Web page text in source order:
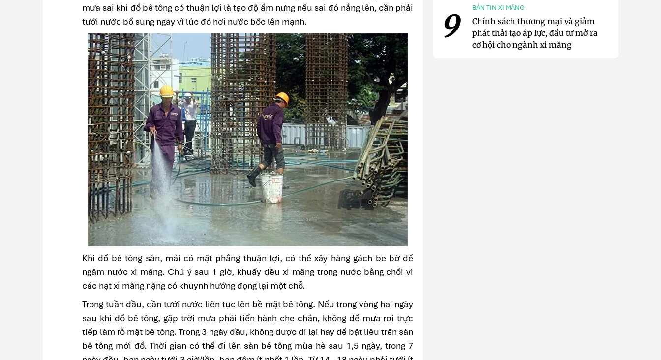
mưa sai khi đổ bê tông có thuận lợi là tạo độ ẩm nưng nếu sai đó nắng lên, cần phải
tưới nước bổ sung ngay vì lúc đó hơi nước bốc lên mạnh.
Khi đổ bê tông sàn, mái có mặt phẳng thuận lợi, có thể xây hàng gách be bờ để
ngâm nước xi măng. Chú ý sau 1 giờ, khuấy đều xi măng trong nước bằng chổi vì
các hạt xi măng nặng có khuynh hướng đọng lại một chỗ.
Trong tuần đầu, cần tưới nước liên tục lên bề mặt bê tông. Nếu trong vòng hai ngày
sau khi đổ bê tông, gặp trời mưa phải tiến hành che chắn, không để mưa rơi trực
tiếp làm rỗ mặt bê tông. Trong 3 ngày đầu, không được đi lại hay để bật liêu trên sàn
bê tông mới đổ. Thời gian có thể đi lên sàn bê tông mùa hè sau 1,5 ngày, trong 7
9 BẢN TIN XI MĂNG
Chính sách thương mại và giảm
phát thải tạo áp lực, đầu tư mở ra
cơ hội cho ngành xi măng